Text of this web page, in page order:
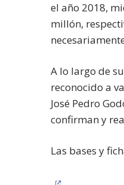
el año 2018,
millón,
A lo largo de
reconocido a
José Pedro
confirman y
Las bases y